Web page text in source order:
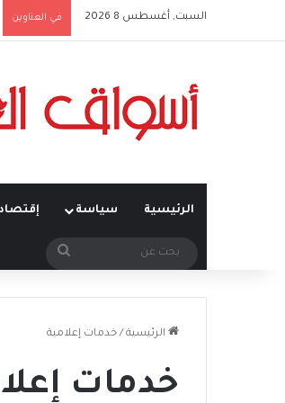
السبت, أغسطس 8 2026 في العناوين
الرئيسية سياسة
بحث
الرئيسية / خدمات إعلامية
خدمات